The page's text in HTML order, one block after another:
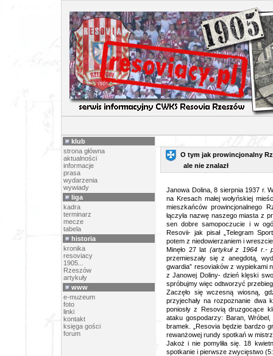
klub
strona główna
aktualności
informacje
prasa
wydarzenia
wywiady
liga
kadra
terminarz
mecze
tabela
historia
kronika
resoviacy
1905...
Rzeszów
artykuły
www
e-muzeum
foto
linki
kontakt
księga gości
forum
O tym jak prowincjonalny
ale nie znalazł
Janowa Dolina, 8 sierpnia 1937 r.
na Kresach małej wołyńskiej
mieszkańców prowincjonalnego
łączyła nazwę naszego miasta z
sen dobre samopoczucie i w
Resovii- jak pisał „Telegram
potem z niedowierzaniem i
Minęło 27 lat (artykuł z 1964 r.-
przemieszały się z anegdotą,
gwardia” resoviaków z wypiekami
z Janowej Doliny- dzień klęski
spróbujmy więc odtworzyć
Zaczęło się wczesną wiosną,
przyjechały na rozpoznanie dwa
poniosły z Resovią druzgocące
ataku gospodarzy: Baran,
bramek. „Resovia będzie bardzo
rewanżowej rundy spotkań w
Jakoż i nie pomyliła się. 18
spotkanie i pierwsze zwycięstwo (